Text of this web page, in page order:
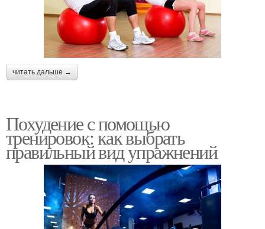
читать дальше →
Похудение с помощью
тренировок: как выбрать
правильный вид упражнений